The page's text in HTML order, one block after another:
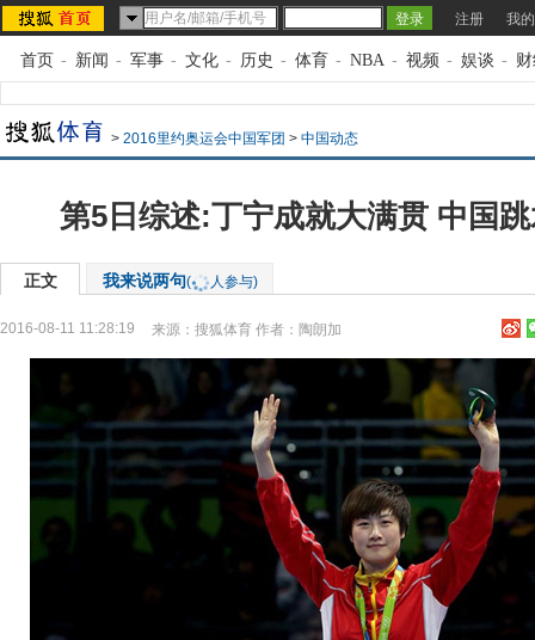
注册 我
首页 - 新闻 - 军事 - 文化 - 历史 - 体育 - NBA - 视频 - 娱谈 -
> 2016里约奥运会中国军团 > 中国动态
第5日综述:丁宁成就大满贯 中国
正文 我来说两句( 人参与)
2016-08-11 11:28:19 来源： 搜狐体育 作者：陶朗加